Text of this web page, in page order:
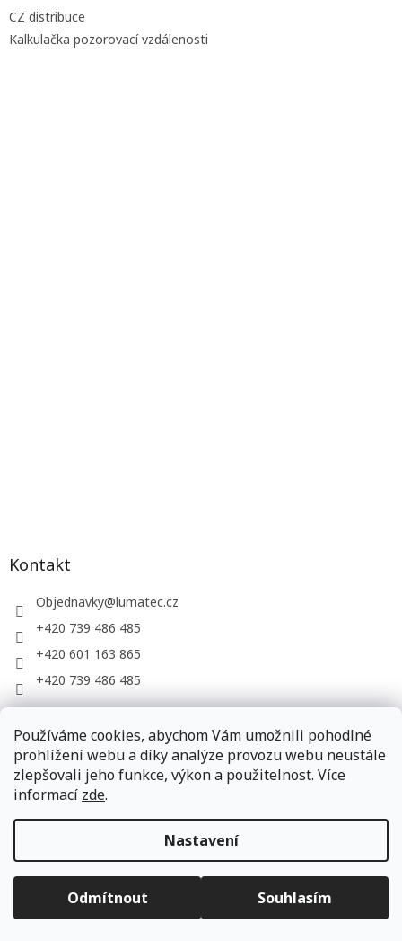
Používáme cookies, abychom Vám umožnili pohodlné
prohlížení webu a díky analýze provozu webu neustále
zlepšovali jeho funkce, výkon a použitelnost. Více
informací zde.
Nastavení
Odmítnout Souhlasím
CZ distribuce
Kalkulačka pozorovací vzdálenosti
Kontakt
Objednavky@lumatec.cz
+420 739 486 485
+420 601 163 865
+420 739 486 485
LUMATEC, s.r.o. - web společnosti
Vytvořil Shoptet
Copyright 2026LUMATEC.store. Všechna práva vyhrazena.
Upravit nastavení cookies